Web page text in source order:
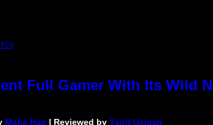
Full Gamer With Its Wild
Maha Haq | Reviewed by Ysolt Usigan